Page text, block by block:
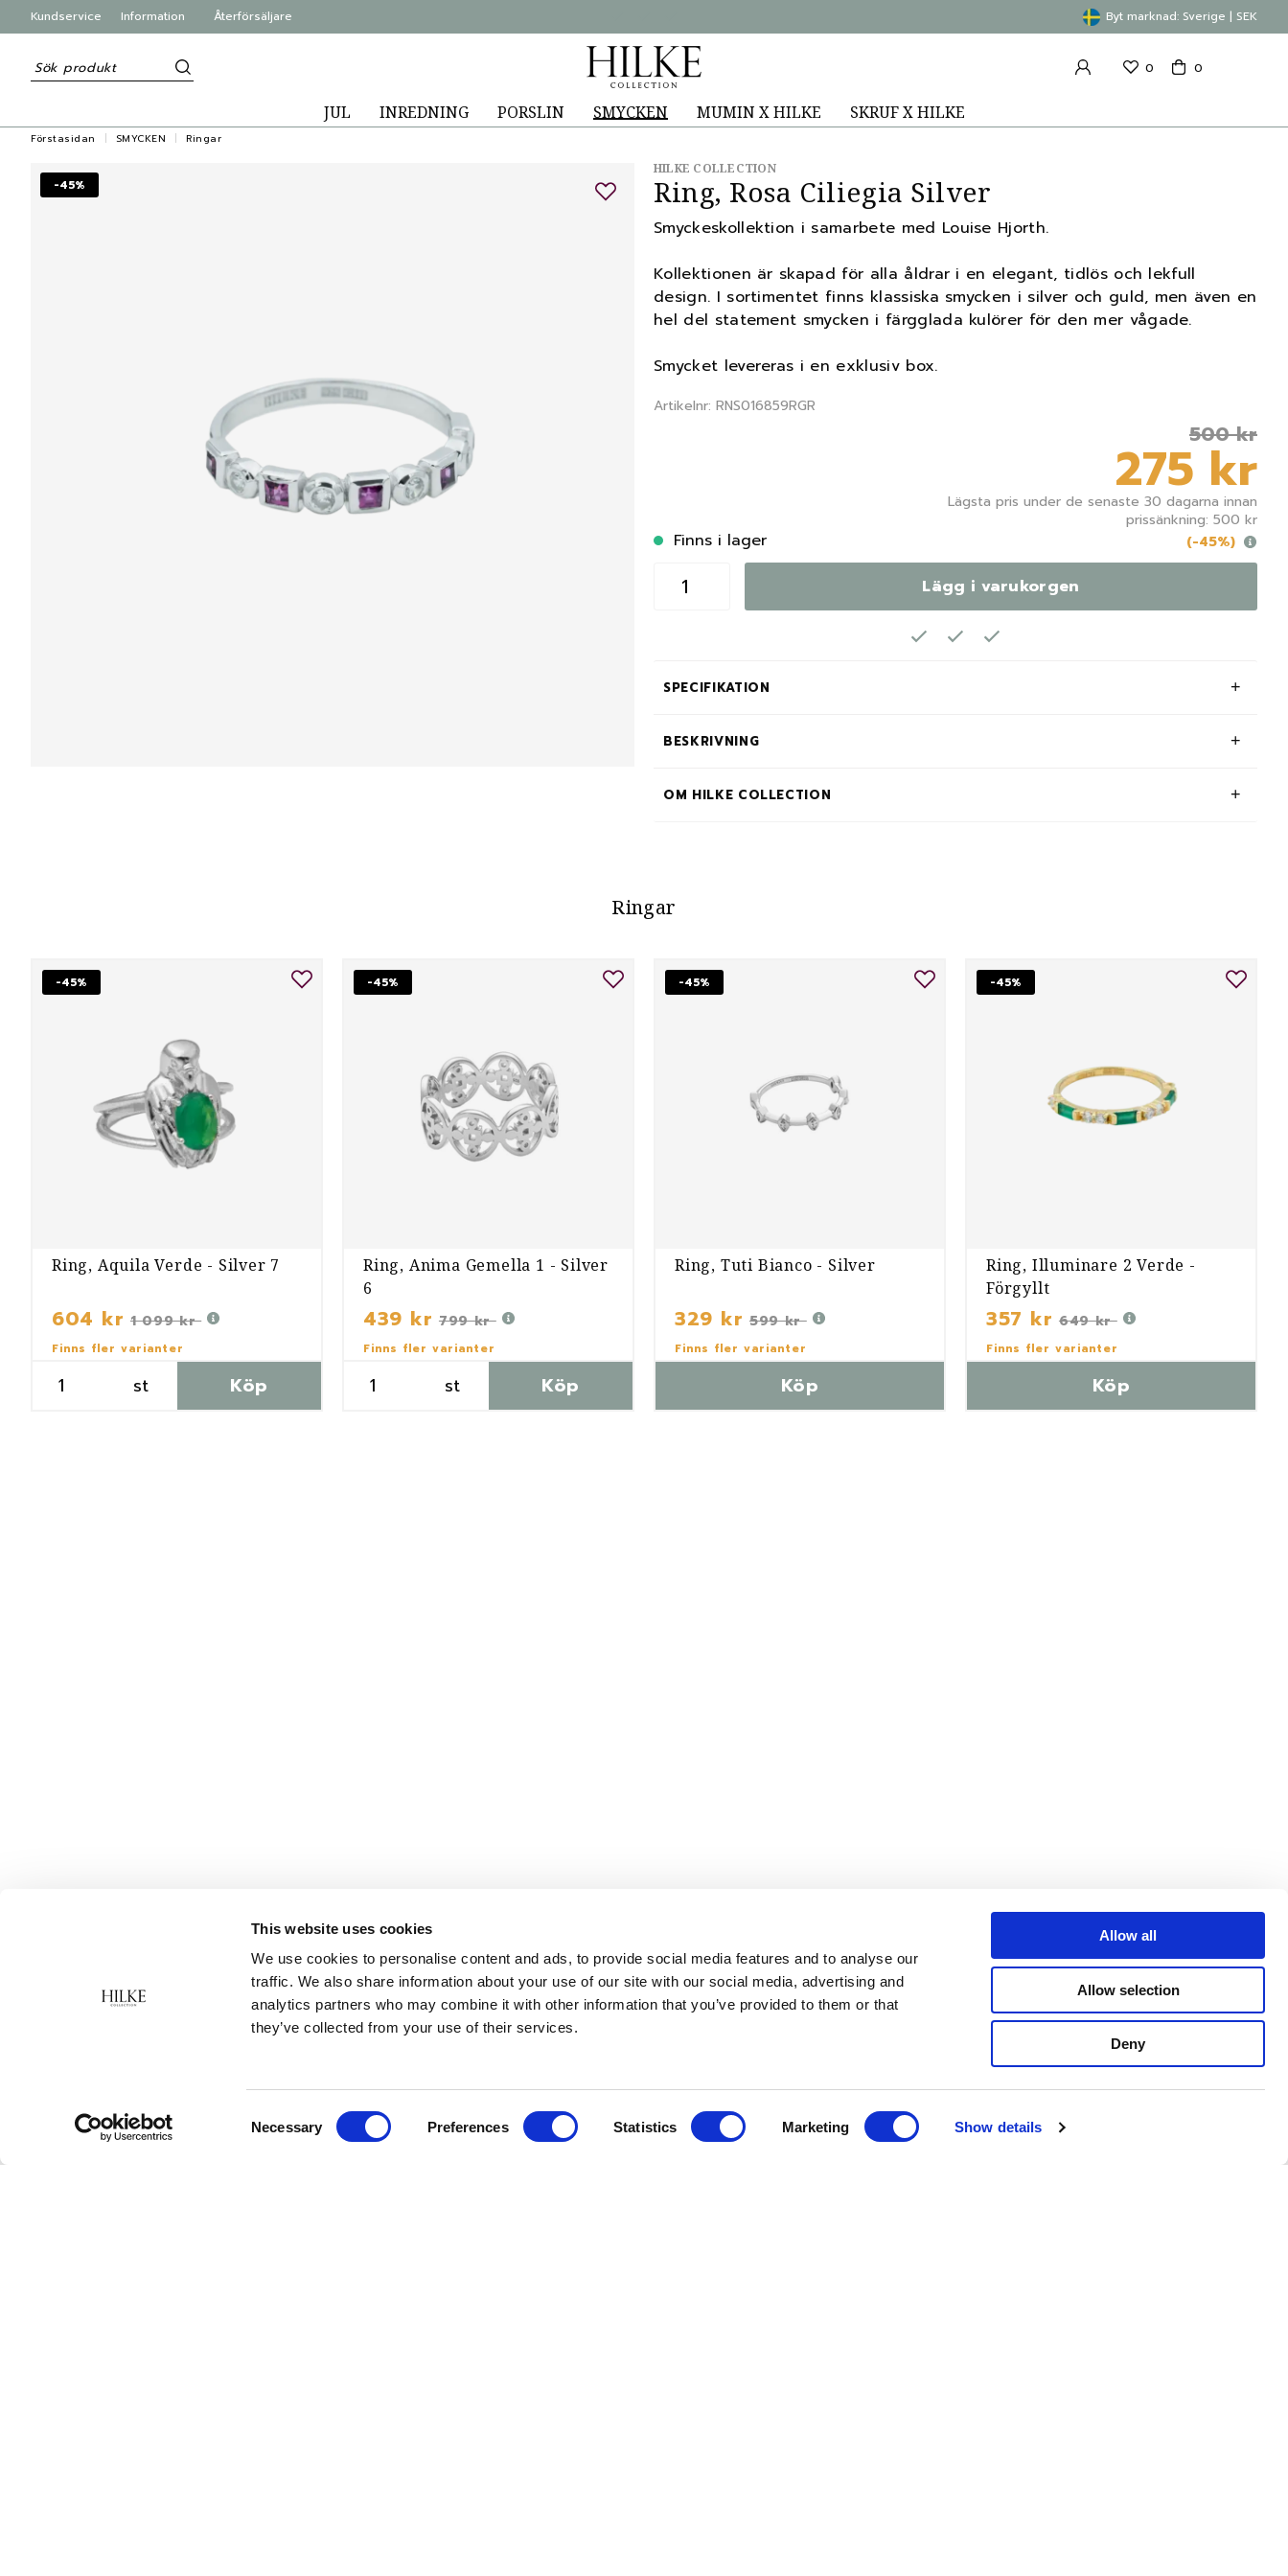
This website uses cookies
We use cookies to personalise content and ads, to provide social media features and to analyse our
traffic. We also share information about your use of our site with our social media, advertising and
analytics partners who may combine it with other information that you’ve provided to them or that
they’ve collected from your use of their services.
Selection
Necessary Preferences Statistics Marketing Show details
Allow all
Allow selection
Deny
Byt marknad: Sverige | SEK
Kundservice Information Återförsäljare
0
0
JUL INREDNING PORSLIN SMYCKEN MUMIN X HILKE SKRUF X HILKE
Förstasidan SMYCKEN Ringar
-45%
HILKE COLLECTION
Ring, Rosa Ciliegia Silver
Smyckeskollektion i samarbete med Louise Hjorth.
Kollektionen är skapad för alla åldrar i en elegant, tidlös och lekfull
design. I sortimentet finns klassiska smycken i silver och guld, men även en
hel del statement smycken i färgglada kulörer för den mer vågade.
Smycket levereras i en exklusiv box.
Artikelnr: RNS016859RGR
Finns i lager
500 kr
275 kr
Lägsta pris under de senaste 30 dagarna innan
prissänkning: 500 kr
(-45%)
Lägg i varukorgen
SPECIFIKATION
BESKRIVNING
OM HILKE COLLECTION
Ringar
-45%
Ring, Aquila Verde - Silver 7
604 kr 1 099 kr
Finns fler varianter
st Köp
-45%
Ring, Anima Gemella 1 - Silver
6
439 kr 799 kr
Finns fler varianter
st Köp
-45%
Ring, Tuti Bianco - Silver
329 kr 599 kr
Finns fler varianter
Köp
-45%
Ring, Illuminare 2 Verde -
Förgyllt
357 kr 649 kr
Finns fler varianter
Köp